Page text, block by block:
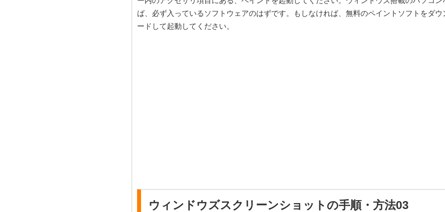
ば、必ず入っているソフトウェアのはずです。もしなければ、無料のペイントソフトをダウ
ードして起動してください。
ウィンドウズスクリーンショットの手順・方法03